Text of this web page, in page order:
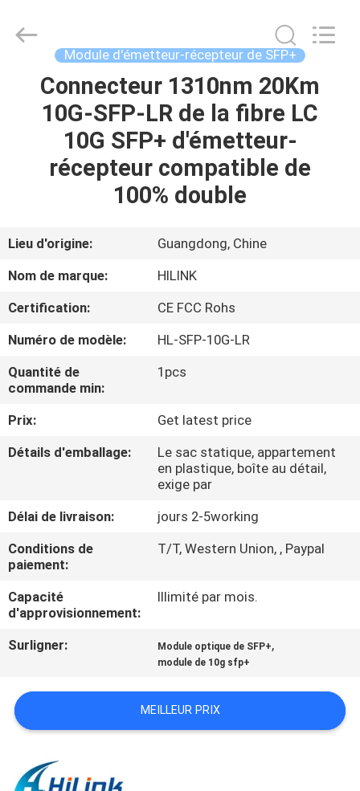
MAISON
À
PROPOS
DE
VISITE
L'USINE
DE
LA
QUALITÉ
NOUS
CONTACTER
NOUVELLES
AFFAIRES
HiLink
Technology
Module d'émetteur-récepteur de SFP+
Connecteur 1310nm 20Km
10G-SFP-LR de la fibre LC
10G SFP+ d'émetteur-
récepteur compatible de
100% double
Lieu d'origine:
Guangdong, Chine
Nom de marque:
HILINK
Certification:
CE FCC Rohs
Numéro de modèle:
HL-SFP-10G-LR
Quantité de
commande min:
1pcs
Prix:
Get latest price
Détails d'emballage:
Le sac statique, appartement
en plastique, boîte au détail,
exige par
Délai de livraison:
jours 2-5working
Conditions de
paiement:
T/T, Western Union, , Paypal
Capacité
d'approvisionnement:
Illimité par mois.
Surligner: Module optique de SFP+,
module de 10g sfp+
MEILLEUR PRIX